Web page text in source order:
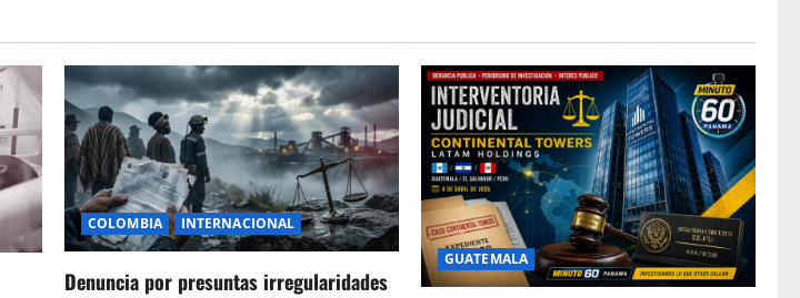
COLOMBIA INTERNACIONAL
Denuncia por presuntas irregularidades
GUATEMALA